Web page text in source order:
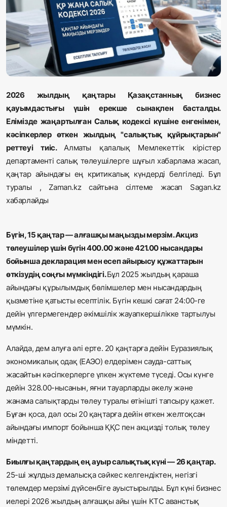
Жаңалықтар
Қоғам
Спорт
Журналистік зерттеу
Қазақ тілі
2026 жылдың қаңтары Қазақстанның бизнес
қауымдастығы үшін ерекше сынақпен басталды.
Елімізде жаңартылған Салық кодексі күшіне енгенімен,
кәсіпкерлер өткен жылдың "салықтық құйрықтарын"
реттеуі тиіс.Алматы қалалық Мемлекеттік кірістер
департаменті салық төлеушілерге шұғыл хабарлама жасап,
қаңтар айындағы ең критикалық күндерді белгіледі. Бұл
туралы , Zaman.kz сайтына сілтеме жасап Sagan.kz
хабарлайды
Бүгін, 15 қаңтар — алғашқы маңызды мерзім.Акциз
төлеушілер үшін бүгін 400.00 және 421.00 нысандары
бойынша декларация мен есеп айырысу құжаттарын
өткізудің соңғы мүмкіндігі.Бұл 2025 жылдың қараша
айындағы құрылымдық бөлімшелер мен нысандардың
қызметіне қатысты есептілік. Бүгін кешкі сағат 24:00-ге
дейін үлгермегендер әкімшілік жауапкершілікке тартылуы
мүмкін.
Алайда, дем алуға әлі ерте. 20 қаңтарға дейін Еуразиялық
экономикалық одақ (ЕАЭО) елдерімен сауда-саттық
жасайтын кәсіпкерлерге үлкен жүктеме түседі. Осы күнге
дейін 328.00-нысанын, яғни тауарларды әкелу және
жанама салықтарды төлеу туралы өтінішті тапсыру қажет.
Бұған қоса, дәл осы 20 қаңтарға дейін өткен желтоқсан
айындағы импорт бойынша ҚҚС пен акцизді толық төлеу
міндетті.
Биылғы қаңтардың ең ауыр салықтық күні —26 қаңтар.
25-ші жұлдыз демалысқа сәйкес келгендіктен, негізгі
төлемдер мерзімі дүйсенбіге ауыстырылды. Бұл күні бизнес
иелері 2026 жылдың алғашқы айы үшін КТС аванстық